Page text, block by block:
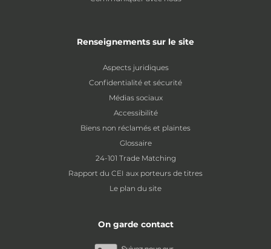
Renseignements sur le site
Aspects juridiques
Confidentialité et sécurité
Médias sociaux
Accessibilité
Biens non réclamés et plaintes
Glossaire
24-101 Trade Matching
Rapport du CEI aux porteurs de titres
Le plan du site
On garde contact